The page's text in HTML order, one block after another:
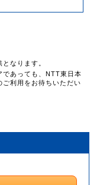
なります。
あっても、NTT東日本
ご利用をお待ちいただい